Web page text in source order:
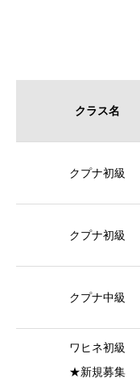
クラス名
クプナ初級
クプナ初級
クプナ中級
ワヒネ初級
★新規募集